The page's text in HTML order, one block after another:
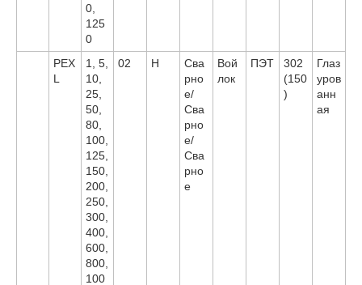
0,
125
0
PEX
L
1, 5,
10,
25,
50,
80,
100,
125,
150,
200,
250,
300,
400,
600,
800,
100
02 H
Сва
рно
е/
Сва
рно
е/
Сва
рно
е
Вой
лок
ПЭТ
302
(150
)
Глаз
уров
анн
ая